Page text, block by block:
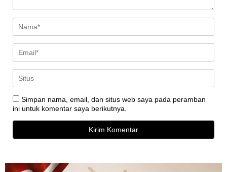
Simpan nama, email, dan situs web saya pada peramban
ini untuk komentar saya berikutnya.